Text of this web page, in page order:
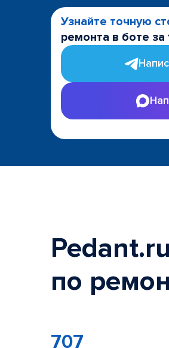
Узнайте точную
ремонта в боте за
по
707